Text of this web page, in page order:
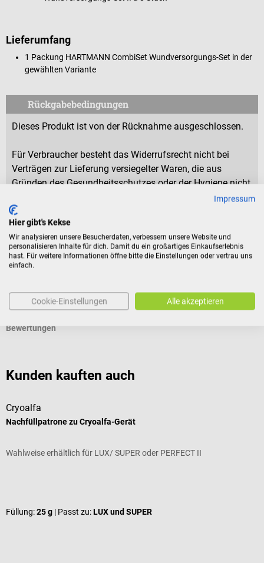
Lieferumfang
1 Packung HARTMANN CombiSet Wundversorgungs-Set in der
gewählten Variante
Rückgabebedingungen
Dieses Produkt ist von der Rücknahme ausgeschlossen.
Für Verbraucher besteht das Widerrufsrecht nicht bei
Verträgen zur Lieferung versiegelter Waren, die aus
Gründen des Gesundheitsschutzes oder der Hygiene nicht
zur Rückgabe geeignet sind, wenn ihre Versiegelung nach
der Lieferung entfernt wurde.
Produktidentifikation
Dokumente
Bewertungen
Kunden kauften auch
Cryoalfa
Nachfüllpatrone zu Cryoalfa-Gerät
Wahlweise erhältlich für LUX/ SUPER oder PERFECT II
Füllung:25 g | Passt zu:LUX und SUPER
Impressum
Hier gibt's Kekse
Wir analysieren unsere Besucherdaten, verbessern unsere Website und
personalisieren Inhalte für dich. Damit du ein großartiges Einkaufserlebnis
hast. Für weitere Informationen öffne bitte die Einstellungen oder vertrau uns
einfach.
Cookie-Einstellungen Alle akzeptieren